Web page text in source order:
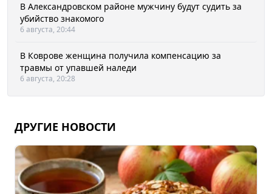
В Александровском районе мужчину будут судить за
убийство знакомого
6 августа, 20:44
В Коврове женщина получила компенсацию за
травмы от упавшей наледи
6 августа, 20:28
ДРУГИЕ НОВОСТИ